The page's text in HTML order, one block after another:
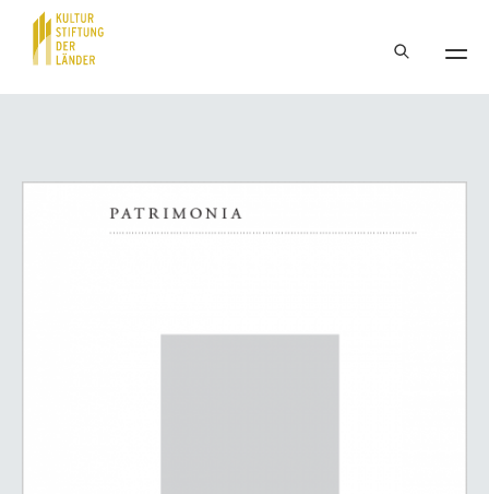
Hauptnavigation